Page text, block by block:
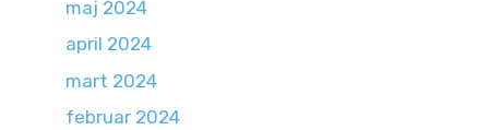
maj 2024
april 2024
mart 2024
februar 2024